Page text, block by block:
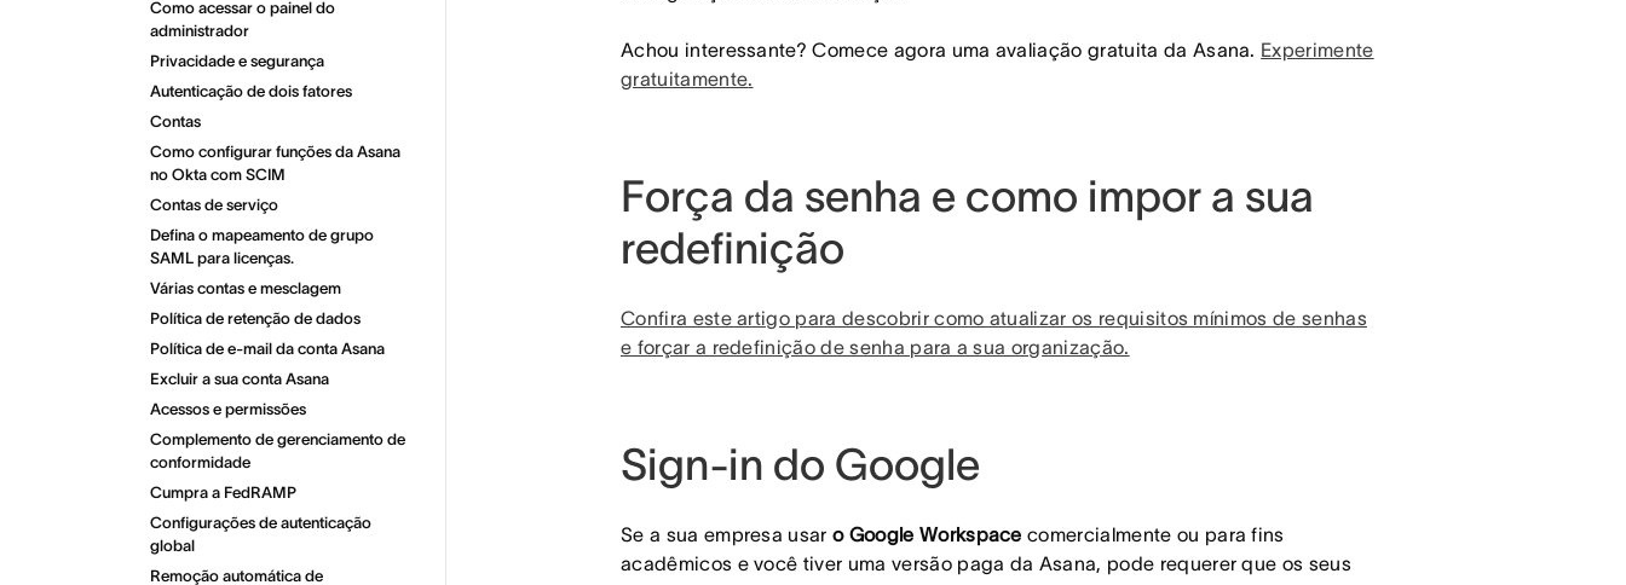
Como acessar o painel do
administrador
Privacidade e segurança
Autenticação de dois fatores
Contas
Como configurar funções da Asana
no Okta com SCIM
Contas de serviço
Defina o mapeamento de grupo
SAML para licenças.
Várias contas e mesclagem
Política de retenção de dados
Política de e-mail da conta Asana
Excluir a sua conta Asana
Acessos e permissões
Complemento de gerenciamento de
conformidade
Cumpra a FedRAMP
Configurações de autenticação
global
Remoção automática de
Achou interessante? Comece agora uma avaliação gratuita da Asana. Experimente
gratuitamente.
Força da senha e como impor a sua
redefinição
Confira este artigo para descobrir como atualizar os requisitos mínimos de senhas
e forçar a redefinição de senha para a sua organização.
Sign-in do Google
Se a sua empresa usaro Google Workspace comercialmente ou para fins
acadêmicos e você tiver uma versão paga da Asana, pode requerer que os seus